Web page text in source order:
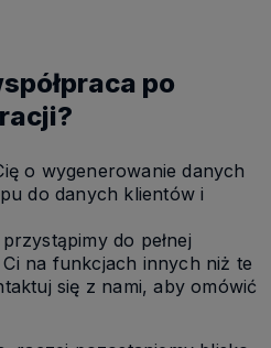
po
o wygenerowanie danych
do danych klientów i
do pełnej
na funkcjach innych niż te
się z nami, aby omówić